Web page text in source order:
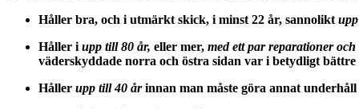
Håller bra, och i utmärkt skick, i minst 22 år, sannolikt
Håller i upp till 80 år, eller mer, med ett par reparationer
väderskyddade norra och östra sidan var i betydligt bättre
Håller upp till 40 årinnan man måste göra annat underhåll